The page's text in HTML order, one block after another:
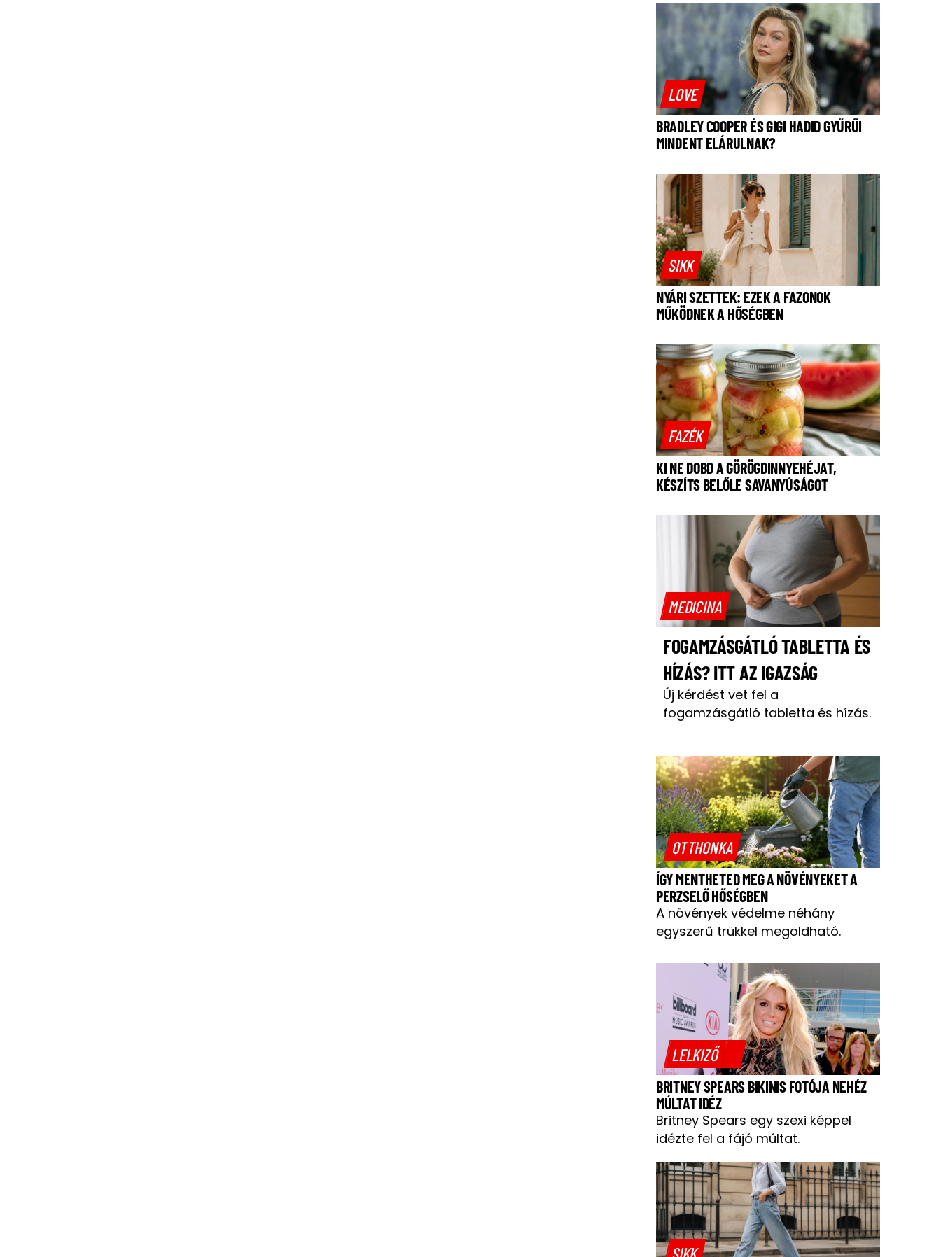
LOVE
BRADLEY COOPER ÉS GIGI HADID GYŰRŰI
MINDENT ELÁRULNAK?
SIKK
NYÁRI SZETTEK: EZEK A FAZONOK
MŰKÖDNEK A HŐSÉGBEN
FAZÉK
KI NE DOBD A GÖRÖGDINNYEHÉJAT,
KÉSZÍTS BELŐLE SAVANYÚSÁGOT
MEDICINA
FOGAMZÁSGÁTLÓ TABLETTA ÉS
HÍZÁS? ITT AZ IGAZSÁG
Új kérdést vet fel a
fogamzásgátló tabletta és hízás.
OTTHONKA
ÍGY MENTHETED MEG A NÖVÉNYEKET A
PERZSELŐ HŐSÉGBEN
A növények védelme néhány
egyszerű trükkel megoldható.
LELKIZŐ
BRITNEY SPEARS BIKINIS FOTÓJA NEHÉZ
MÚLTAT IDÉZ
Britney Spears egy szexi képpel
idézte fel a fájó múltat.
SIKK